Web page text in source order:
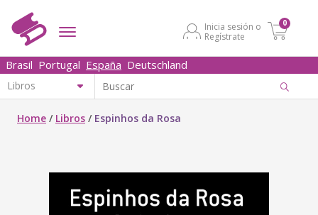
Inicia sesión o
Regístrate
0
Brasil Portugal España Deutschland
Home / Libros / Espinhos da Rosa